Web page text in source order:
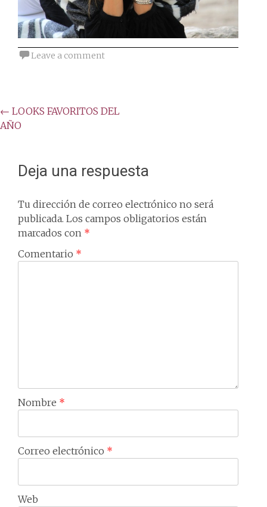
Leave a comment
Post
navigation
← LOOKS FAVORITOS DEL
AÑO
Deja una respuesta
Tu dirección de correo electrónico no será
publicada. Los campos obligatorios están
marcados con *
Comentario *
Nombre *
Correo electrónico *
Web